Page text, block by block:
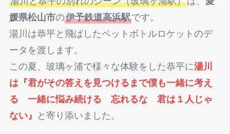
媛県松山市の伊予鉄道高浜駅です。
湯川は恭平と飛ばしたペットボトルロケットのデ
ータを渡します。
この夏、玻璃ヶ浦で様々な体験をした恭平に湯川
は『君がその答えを見つけるまで僕も一緒に考え
る 一緒に悩み続ける 忘れるな 君は１人じゃ
ない』
と寄り添いました。